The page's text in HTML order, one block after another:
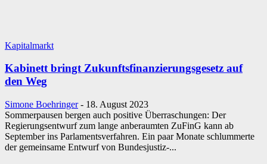
Kapitalmarkt
Kabinett bringt Zukunftsfinanzierungsgesetz auf
den Weg
Simone Boehringer - 18. August 2023
Sommerpausen bergen auch positive Überraschungen: Der
Regierungsentwurf zum lange anberaumten ZuFinG kann ab
September ins Parlamentsverfahren. Ein paar Monate schlummerte
der gemeinsame Entwurf von Bundesjustiz-...